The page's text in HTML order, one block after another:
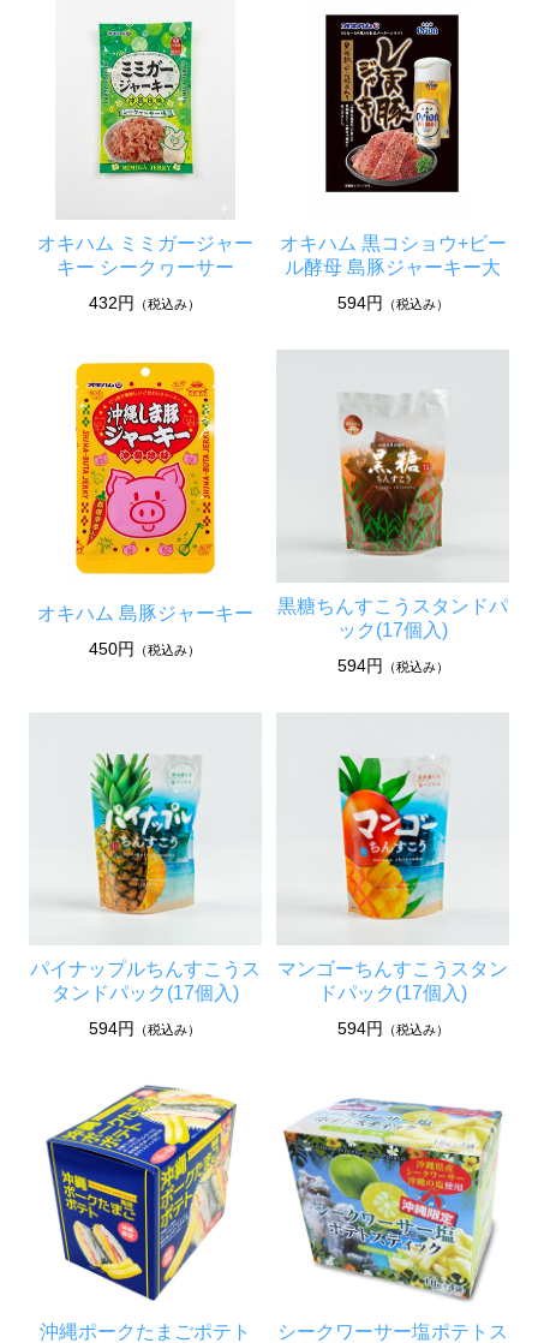
オキハム ミミガージャー
キー シークヮーサー
432円 （税込み）
オキハム 黒コショウ+ビー
ル酵母 島豚ジャーキー大
594円 （税込み）
オキハム 島豚ジャーキー
450円 （税込み）
黒糖ちんすこうスタンドパ
ック(17個入)
594円 （税込み）
パイナップルちんすこうス
タンドパック(17個入)
594円 （税込み）
マンゴーちんすこうスタン
ドパック(17個入)
594円 （税込み）
沖縄ポークたまごポテト
シークワーサー塩ポテトス